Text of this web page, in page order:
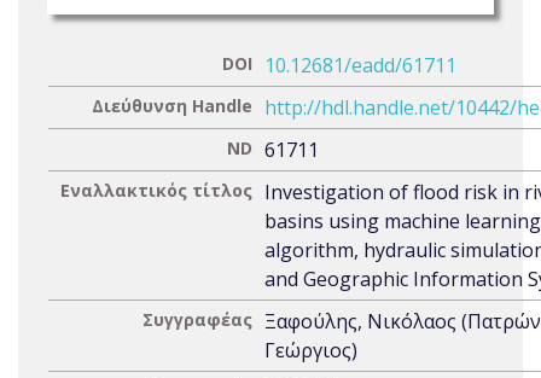
DOI 10.12681/eadd/61711
Διεύθυνση Handle http://hdl.handle.net/10442/
ND 61711
Εναλλακτικός τίτλος Investigation of flood risk in
basins using machine learning
algorithm, hydraulic
and Geographic Information
Συγγραφέας Ξαφούλης, Νικόλαος
Γεώργιος)